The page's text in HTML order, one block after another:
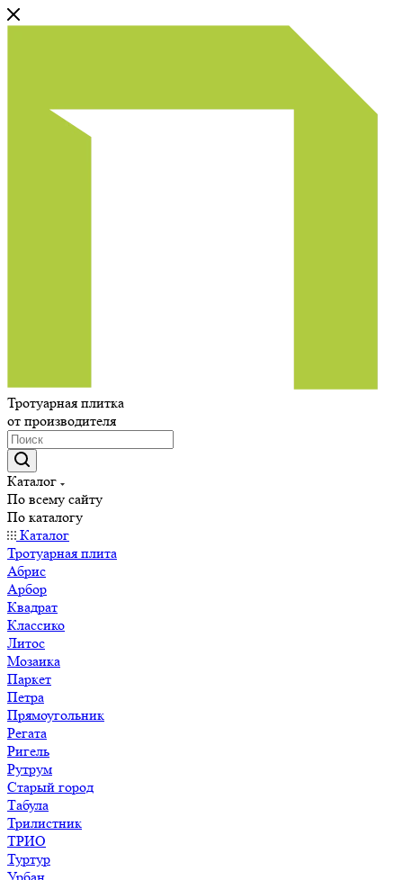
Тротуарная плитка
от производителя
Каталог
По всему сайту
По каталогу
Каталог
Тротуарная плита
Абрис
Арбор
Квадрат
Классико
Литос
Мозаика
Паркет
Петра
Прямоугольник
Регата
Ригель
Рутрум
Старый город
Табула
Трилистник
ТРИО
Туртур